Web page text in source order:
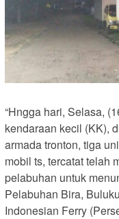
“Hngga hari, Selasa,
kendaraan kecil (KK),
armada tronton, tiga
mobil ts, tercatat telah
pelabuhan untuk
Pelabuhan Bira,
Indonesian Ferry